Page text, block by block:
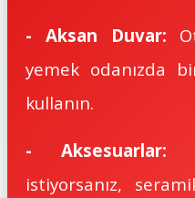
- Aksan Duvar:
yemek odanızda
kullanın.
- Aksesuarlar:
istiyorsanız,